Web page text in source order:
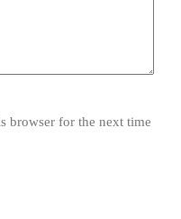
browser for the next time